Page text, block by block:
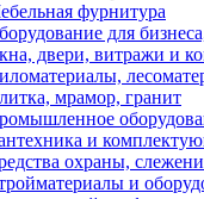
фурнитура
для
двери, витражи и
мрамор, гранит
и
охраны,
и